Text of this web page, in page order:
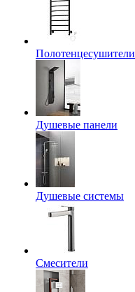
Полотенцесушители
Душевые панели
Душевые системы
Смесители